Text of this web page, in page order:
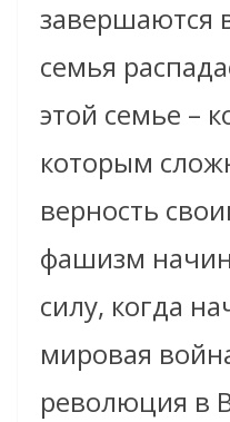
завершаются
семья
этой семье –
которым
верность
фашизм
силу, когда
мировая
революция в